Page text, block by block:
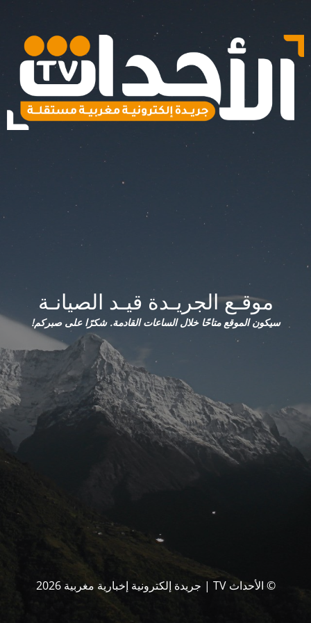
موقـع الجريـدة قيـد الصيانـة
سيكون الموقع متاحًا خلال الساعات القادمة. شكرًا على صبركم!
© الأحداث TV | جريدة إلكترونية إخبارية مغربية 2026